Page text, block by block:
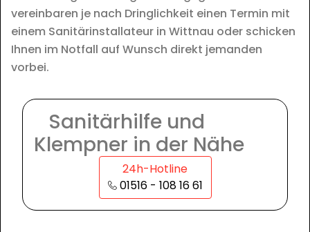
vereinbaren je nach Dringlichkeit einen Termin mit
einem Sanitärinstallateur in Wittnau oder schicken
Ihnen im Notfall auf Wunsch direkt jemanden
vorbei.
Sanitärhilfe und
Klempner in der Nähe
24h-Hotline
01516 - 108 16 61